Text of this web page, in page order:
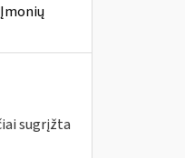
sugrįžta